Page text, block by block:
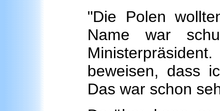
"Die Polen
Name war
beweisen, dass
Das war schon